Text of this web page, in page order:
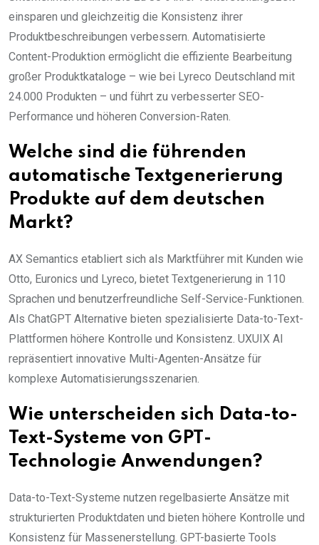
einsparen und gleichzeitig die Konsistenz ihrer
Produktbeschreibungen verbessern. Automatisierte
Content-Produktion ermöglicht die effiziente Bearbeitung
großer Produktkataloge – wie bei Lyreco Deutschland mit
24.000 Produkten – und führt zu verbesserter SEO-
Performance und höheren Conversion-Raten.
Welche sind die führenden
automatische Textgenerierung
Produkte auf dem deutschen
Markt?
AX Semantics etabliert sich als Marktführer mit Kunden wie
Otto, Euronics und Lyreco, bietet Textgenerierung in 110
Sprachen und benutzerfreundliche Self-Service-Funktionen.
Als ChatGPT Alternative bieten spezialisierte Data-to-Text-
Plattformen höhere Kontrolle und Konsistenz. UXUIX AI
repräsentiert innovative Multi-Agenten-Ansätze für
komplexe Automatisierungsszenarien.
Wie unterscheiden sich Data-to-
Text-Systeme von GPT-
Technologie Anwendungen?
Data-to-Text-Systeme nutzen regelbasierte Ansätze mit
strukturierten Produktdaten und bieten höhere Kontrolle und
Konsistenz für Massenerstellung. GPT-basierte Tools